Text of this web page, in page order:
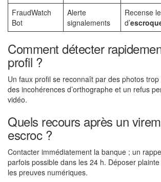
FraudWatch
Bot
Alerte
signalements
Recense
d’
Comment détecter
profil ?
Un faux profil se reconnaît par des photos
des incohérences d’orthographe et un refus
vidéo.
Quels recours après un
escroc ?
Contacter immédiatement la banque ; un
parfois possible dans les 24 h. Déposer
les preuves numériques.